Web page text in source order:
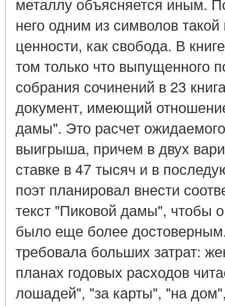
него одним из символов
ценности, как свобода. В
том только что выпущенного
собрания сочинений в 23
документ, имеющий
дамы". Это расчет
выигрыша, причем в двух
ставке в 47 тысяч и в
поэт планировал внести
текст "Пиковой дамы", чтобы
было еще более
требовала больших затрат:
планах годовых расходов
лошадей", "за карты", "на